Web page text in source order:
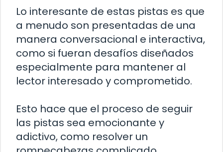
Lo interesante de estas pistas es que
a menudo son presentadas de una
manera conversacional e interactiva,
como si fueran desafíos diseñados
especialmente para mantener al
lector interesado y comprometido.
Esto hace que el proceso de seguir
las pistas sea emocionante y
adictivo, como resolver un